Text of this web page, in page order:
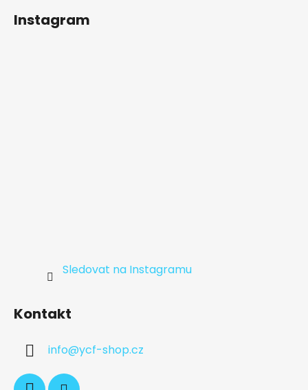
Instagram
Sledovat na Instagramu
Kontakt
info@ycf-shop.cz